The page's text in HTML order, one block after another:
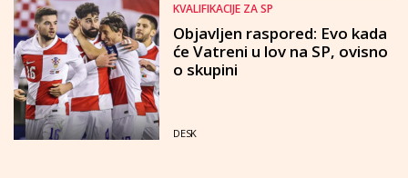
KVALIFIKACIJE ZA SP
Objavljen raspored: Evo kada
će Vatreni u lov na SP, ovisno
o skupini
DESK